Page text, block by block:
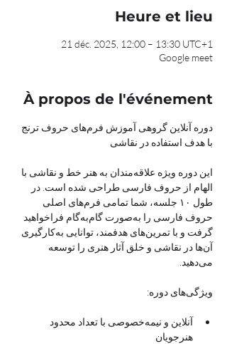
Heure et lieu
21 déc. 2025, 12:00 – 13:30 UTC+1
Google meet
À propos de l'événement
دوره آنلاین گروهی آموزش فرم‌های حروف ترنج
با هدف استفاده در نقاشی
این دوره ویژه علاقه‌مندان به هنر خط و نقاشی با
الهام از حروف فارسی طراحی شده است. در
طول ۱۰ جلسه، شما تمامی فرم‌های اصلی
حروف فارسی را به‌صورت گام‌به‌گام فراخواهید
گرفت و با تمرین‌های هدفمند، توانایی به‌کارگیری
آن‌ها در نقاشی و خلق آثار هنری را توسعه
می‌دهید.
ویژگی‌های دوره:
آنلاین و نیمه‌خصوصی با تعداد محدود
هنرجویان